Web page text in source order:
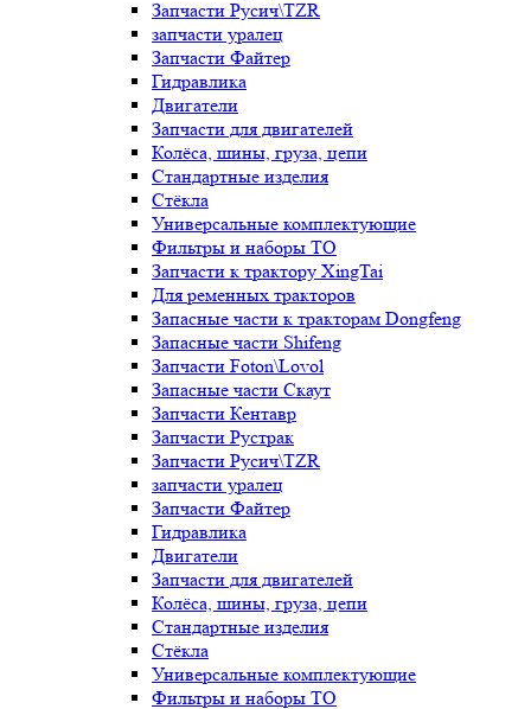
Запчасти Русич\TZR
запчасти уралец
Запчасти Файтер
Гидравлика
Двигатели
Запчасти для двигателей
Колёса, шины, груза, цепи
Стандартные изделия
Стёкла
Универсальные комплектующие
Фильтры и наборы ТО
Запчасти к трактору XingTai
Для ременных тракторов
Запасные части к тракторам Dongfeng
Запасные части Shifeng
Запчасти Foton\Lovol
Запасные части Скаут
Запчасти Кентавр
Запчасти Рустрак
Запчасти Русич\TZR
запчасти уралец
Запчасти Файтер
Гидравлика
Двигатели
Запчасти для двигателей
Колёса, шины, груза, цепи
Стандартные изделия
Стёкла
Универсальные комплектующие
Фильтры и наборы ТО